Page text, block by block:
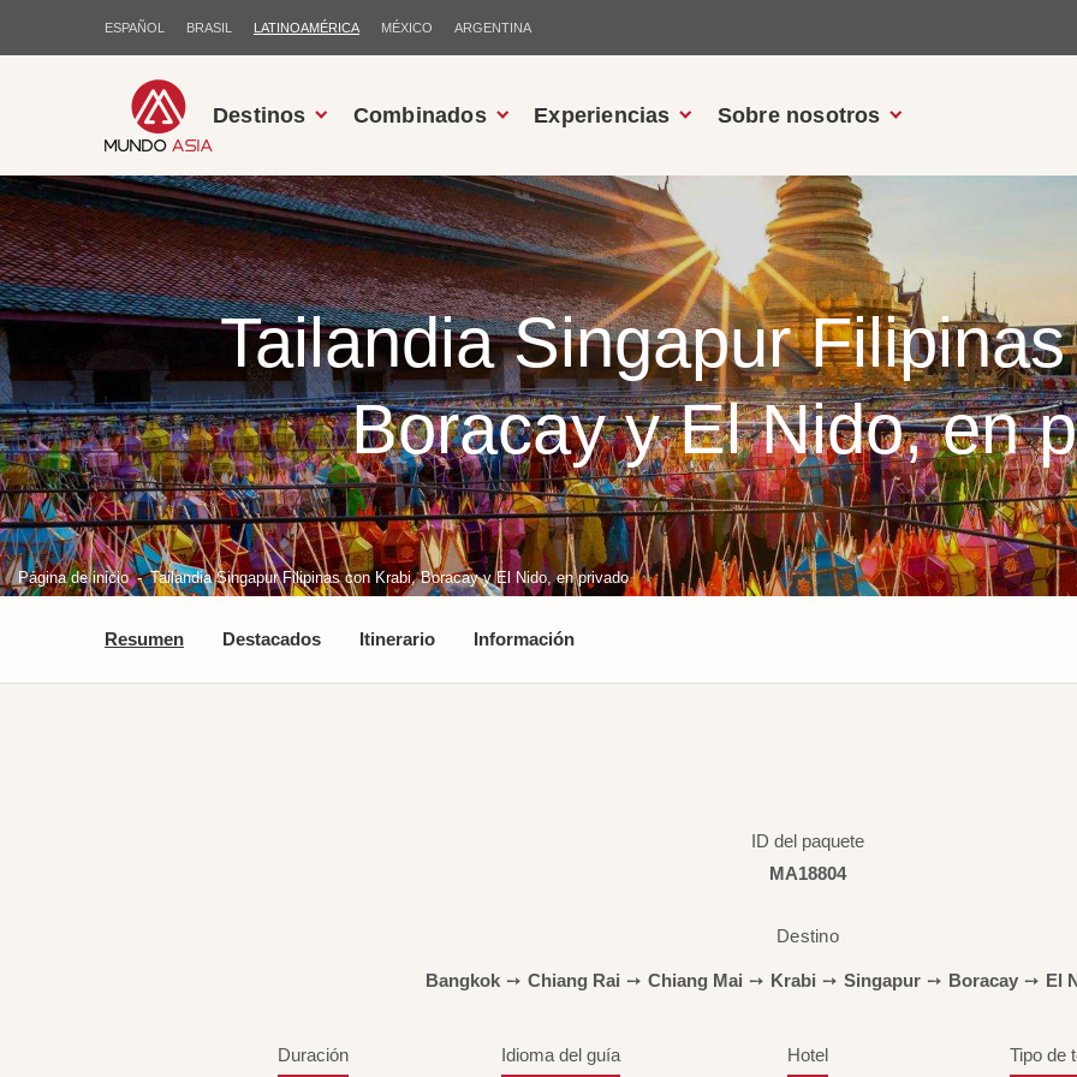
ESPAÑOL BRASIL LATINOAMÉRICA MÉXICO ARGENTINA
Destinos Combinados Experiencias Sobre nosotros
Tailandia Singapur
Boracay y El Nido, en
Página de inicio Tailandia Singapur Filipinas con Krabi, Boracay y El Nido, en privado
Resumen Destacados Itinerario Información
ID del paquete
MA18804
Destino
Bangkok ➙ Chiang Rai ➙ Chiang Mai ➙ Krabi ➙ Singapur ➙ Boracay ➙ El
Duración Idioma del guía Hotel Tipo de